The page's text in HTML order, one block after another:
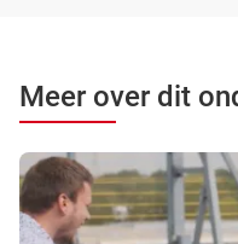
Meer over dit